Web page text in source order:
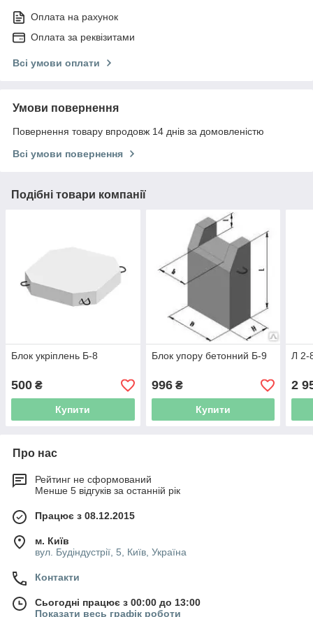
Оплата на рахунок
Оплата за реквізитами
Всі умови оплати
Умови повернення
Повернення товару впродовж 14 днів за домовленістю
Всі умови повернення
Подібні товари компанії
Блок укріплень Б-8
500 ₴
Купити
Блок упору бетонний Б-9
996₴
Купити
Л 2-
2
Про нас
Рейтинг не сформований
Менше 5 відгуків за останній рік
Працює з 08.12.2015
м. Київ
вул. Будіндустрії, 5, Київ, Україна
Контакти
Сьогодні працює з 00:00 до 13:00
Показати весь графік роботи